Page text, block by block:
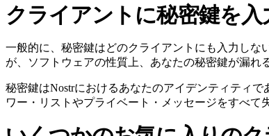
クライアントに秘密鍵を
一般的に、秘密鍵はどのクライアントにも入力し
が、ソフトウェアの性質上、あなたの秘密鍵が漏れ
秘密鍵はNostrにおけるあなたのアイデンティティ
ワー・リストやプライベート・メッセージをすべて